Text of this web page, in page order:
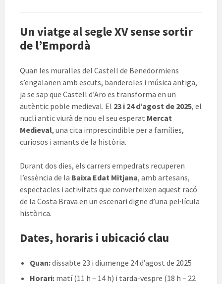
Un viatge al segle XV sense sortir
de l’Empordà
Quan les muralles del Castell de Benedormiens
s’engalanen amb escuts, banderoles i música antiga,
ja se sap que Castell d’Aro es transforma en un
autèntic poble medieval. El 23 i 24 d’agost de 2025, el
nucli antic viurà de nou el seu esperat Mercat
Medieval, una cita imprescindible per a famílies,
curiosos i amants de la història.
Durant dos dies, els carrers empedrats recuperen
l’essència de la Baixa Edat Mitjana, amb artesans,
espectacles i activitats que converteixen aquest racó
de la Costa Brava en un escenari digne d’una pel·lícula
històrica.
Dates, horaris i ubicació clau
Quan:dissabte 23 i diumenge 24 d’agost de 2025
Horari: matí (11 h – 14 h) i tarda-vespre (18 h – 22